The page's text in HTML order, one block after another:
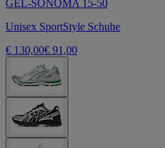
GEL-SONOMA 15-50
Unisex SportStyle Schuhe
€ 130,00€ 91,00